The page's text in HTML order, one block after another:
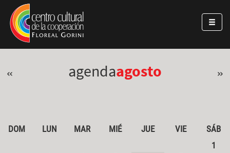
Pasar al contenido principal
Jump to main content
« agendaagosto »
DOM LUN MAR MIÉ JUE VIE
SÁB
1